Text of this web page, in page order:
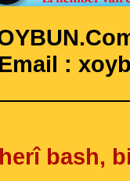
Email :
bash,